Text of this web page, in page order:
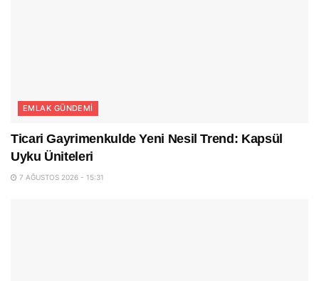
EMLAK GÜNDEMI
Ticari Gayrimenkulde Yeni Nesil Trend: Kapsül
Uyku Üniteleri
7 AĞUSTOS 2026 - 15:31